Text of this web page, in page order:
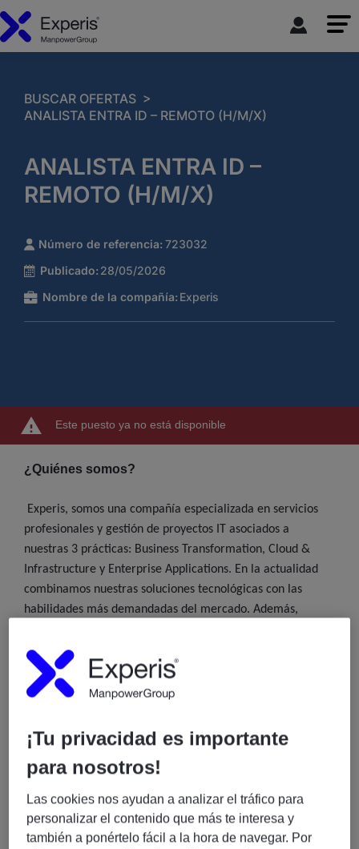
BUSCAR OFERTAS >
ANALISTA ENTRA ID – REMOTO (H/M/X)
ANALISTA ENTRA ID –
REMOTO (H/M/X)
Número de referencia: 723032
Publicado: 28/05/2026
Nombre de la compañía: Experis
Este puesto ya no está disponible
¿Quiénes somos?
Experis, somos una compañía especializada en servicios
profesionales y gestión de proyectos IT asociados a
nuestras 3 prácticas: Business Transformation, Cloud &
Infrastructure y Enterprise Applications. En la actualidad
combinamos nuestras soluciones tecnológicas con las
habilidades más demandadas del mercado. Además,
líneas de servicio antes mencionadas. Contamos con una
plantilla de más de 1.800 profesionales especializados en IT
en España y presencia internacional en 54 países.
En Experis buscamos un/a
Perfil que necesitamos:
¡Tu privacidad es importante
para nosotros!
Las cookies nos ayudan a analizar el tráfico para
personalizar el contenido que más te interesa y
también a ponértelo fácil a la hora de navegar. Por